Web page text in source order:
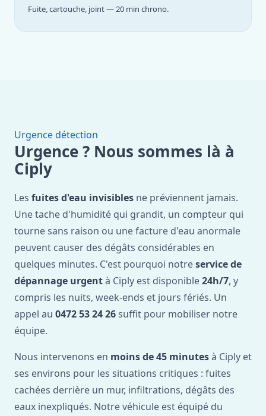
Fuite, cartouche, joint — 20 min chrono.
Urgence détection
Urgence ? Nous sommes là à
Ciply
Les fuites d'eau invisibles ne préviennent jamais.
Une tache d'humidité qui grandit, un compteur qui
tourne sans raison ou une facture d'eau anormale
peuvent causer des dégâts considérables en
quelques minutes. C'est pourquoi notreservice de
dépannage urgentà Ciply est disponible24h/7, y
compris les nuits, week-ends et jours fériés. Un
appel au 0472 53 24 26 suffit pour mobiliser notre
équipe.
Nous intervenons en moins de 45 minutesà Ciply et
ses environs pour les situations critiques : fuites
cachées derrière un mur, infiltrations, dégâts des
eaux inexpliqués. Notre véhicule est équipé du